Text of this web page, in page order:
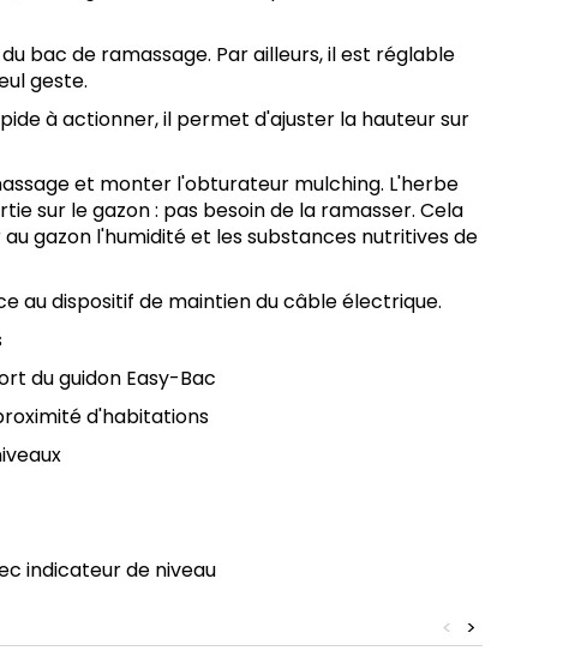
bac de ramassage. Par ailleurs, il est réglable
geste.
à actionner, il permet d'ajuster la hauteur sur
et monter l'obturateur mulching. L'herbe
sur le gazon : pas besoin de la ramasser. Cela
gazon l'humidité et les substances nutritives de
au dispositif de maintien du câble électrique.
du guidon Easy-Bac
d'habitations
indicateur de niveau
>
<